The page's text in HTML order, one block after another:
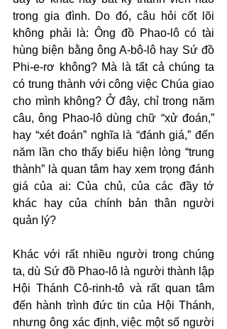
trong gia đình. Do đó, câu hỏi cốt lõi
không phải là: Ông đồ Phao-lô có tài
hùng biện bằng ông A-bô-lô hay Sứ đồ
Phi-e-rơ không? Mà là tất cả chúng ta
có trung thành với công việc Chúa giao
cho mình không? Ở đây, chỉ trong năm
câu, ông Phao-lô dùng chữ “xử đoán,”
hay “xét đoán” nghĩa là “đánh giá,” đến
năm lần cho thấy biểu hiện lòng “trung
thành” là quan tâm hay xem trọng đánh
giá của ai: Của chủ, của các đầy tớ
khác hay của chính bản thân người
quản lý?
Khác với rất nhiều người trong chúng
ta, dù Sứ đồ Phao-lô là người thành lập
Hội Thánh Cô-rinh-tô và rất quan tâm
đến hành trình đức tin của Hội Thánh,
nhưng ông xác định, việc một số người